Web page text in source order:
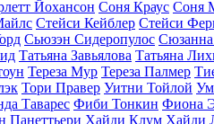
Йохансон Соня Краус Соня
Стейси Кейблер Стейси
Сьюзэн Сидеропулос
Татьяна Завьялова Татьяна
Тереза Мур Тереза Палмер
Тори Правер Уитни Тойлой
Таварес Фиби Тонкин Фиона
Панеттьери Хайди Клум Хайди